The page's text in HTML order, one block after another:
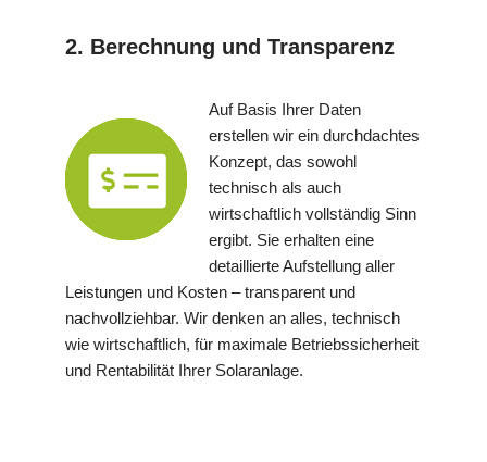
2. Berechnung und Transparenz
Auf Basis Ihrer Daten
erstellen wir ein durchdachtes
Konzept, das sowohl
technisch als auch
wirtschaftlich vollständig Sinn
ergibt. Sie erhalten eine
detaillierte Aufstellung aller
Leistungen und Kosten – transparent und
nachvollziehbar. Wir denken an alles, technisch
wie wirtschaftlich, für maximale Betriebssicherheit
und Rentabilität Ihrer Solaranlage.